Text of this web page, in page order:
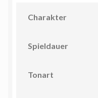
Charakter
Spieldauer
Tonart